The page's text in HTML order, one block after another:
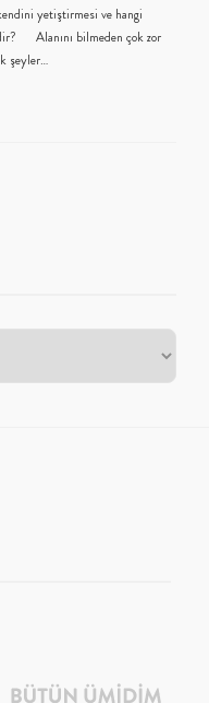
yetiştirmesi ve hangi
Alanını bilmeden çok zor
şeyler…